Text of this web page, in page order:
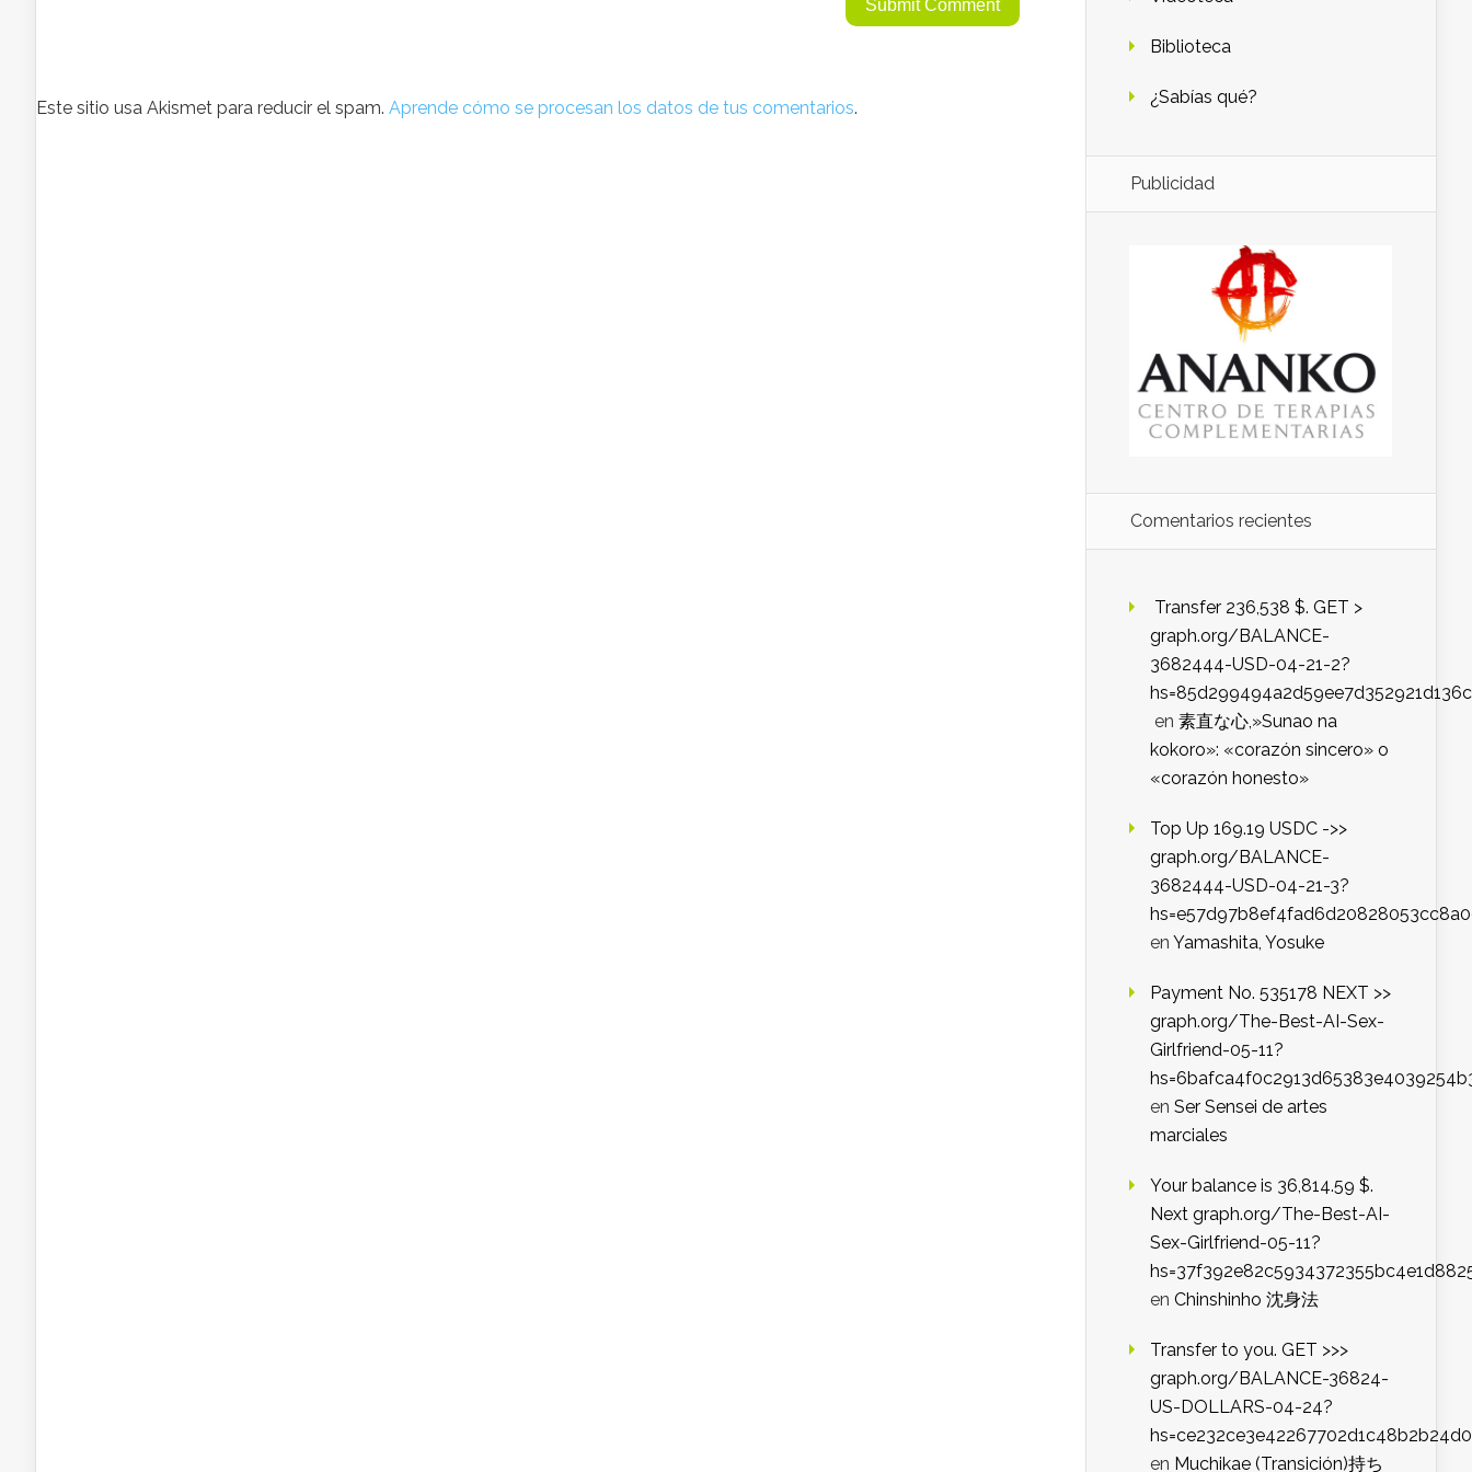
Este sitio usa Akismet para reducir el spam. Aprende cómo se procesan los datos de tus comentarios.
Biblioteca
¿Sabías qué?
Publicidad
Comentarios recientes
️ Transfer 236,538 $. GET >
graph.org/BALANCE-
3682444-USD-04-21-2?
en 素直な心,»Sunao na
kokoro»: «corazón sincero» o
«corazón honesto»
Top Up 169.19 USDC ->>
graph.org/BALANCE-
3682444-USD-04-21-3?
en Yamashita, Yosuke
Payment No. 535178 NEXT >>
graph.org/The-Best-AI-Sex-
Girlfriend-05-11?
en Ser Sensei de artes
marciales
Your balance is 36,814.59 $.
Next graph.org/The-Best-AI-
Sex-Girlfriend-05-11?
en Chinshinho 沈身法
Transfer to you. GET >>>
graph.org/BALANCE-36824-
US-DOLLARS-04-24?
en Muchikae (Transición)持ち